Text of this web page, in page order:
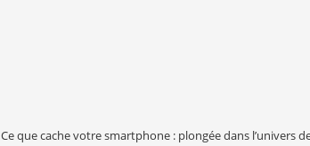
Ce que cache votre smartphone : plongée dans l’univers